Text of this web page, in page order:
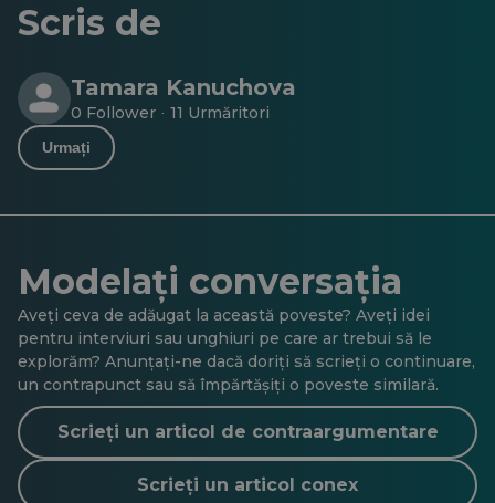
Scris de
Tamara Kanuchova
0 Follower · 11 Urmăritori
Urmați
Modelați conversația
Aveți ceva de adăugat la această poveste? Aveți idei
pentru interviuri sau unghiuri pe care ar trebui să le
explorăm? Anunțați-ne dacă doriți să scrieți o continuare,
un contrapunct sau să împărtășiți o poveste similară.
Scrieți un articol de contraargumentare
Scrieți un articol conex